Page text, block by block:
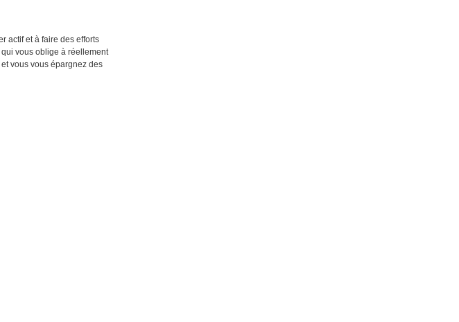
actif et à faire des efforts
vous oblige à réellement
vous vous épargnez des